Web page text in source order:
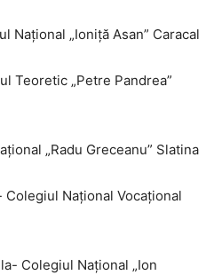
Național „Ioniță Asan” Caracal
Teoretic „Petre Pandrea”
„Radu Greceanu” Slatina
Național Vocațional
Colegiul Național „Ion